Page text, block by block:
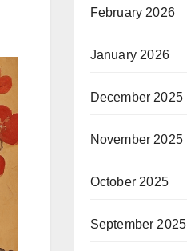
February 2026
January 2026
December 2025
November 2025
October 2025
September 2025